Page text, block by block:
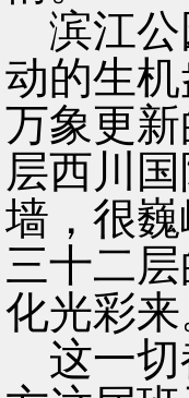
滨江公
动的生
万象更
层西川
墙，很
三十二
化光彩来
这一切